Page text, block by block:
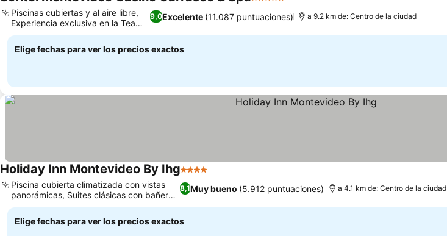
5 Estrellas
9,0Excelente (11.087 puntuaciones)
Piscinas cubiertas y al aire libre,
Experiencia exclusiva en la Tea
Gallery
a 9.2 km de: Centro de la ciudad
Elige fechas para ver los precios exactos
Holiday Inn Montevideo By Ihg4 Estrellas
8,1Muy bueno (5.912 puntuaciones)
Piscina cubierta climatizada con vistas
panorámicas, Suites clásicas con bañera
de hidromasaje
a 4.1 km de: Centro de la ciudad
Elige fechas para ver los precios exactos